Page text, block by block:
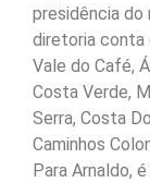
presidência do
diretoria conta
Vale do Café,
Costa Verde,
Serra, Costa
Caminhos
Para Arnaldo,